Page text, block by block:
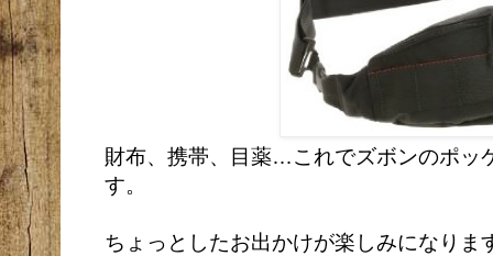
財布、携帯、目薬…これでズボンのポッ
す。
ちょっとしたお出かけが楽しみになり